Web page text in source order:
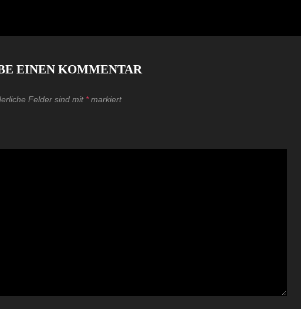
EINEN KOMMENTAR
Felder sind mit *markiert